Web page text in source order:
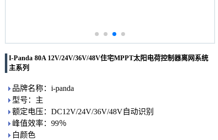
I-Panda 80A 12V/24V/36V/48V住宅MPPT太阳电荷控制器离网系统
主系列
品牌名称：i-panda
型号：主
额定电压：DC12V/24V/36V/48V自动识别
峰值效率：99％
白颜色